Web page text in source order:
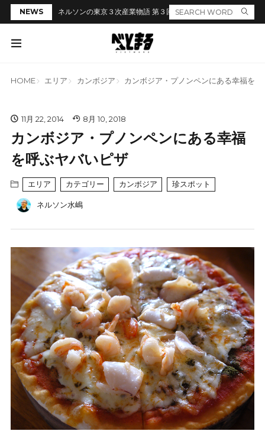
NEWS ネルソンの東京３次産業物語 第３回「居酒屋のカウンターでラ
HOME エリア カンボジア カンボジア・プノンペンにある幸福を
11月 22, 2014 8月 10, 2018
カンボジア・プノンペンにある幸福
を呼ぶヤバいピザ
エリア カテゴリー カンボジア 珍スポット
ネルソン水嶋